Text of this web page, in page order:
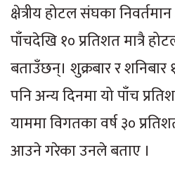
क्षेत्रीय होटल संघका
पाँचदेखि १० प्रतिशत मात्रै
बताउँछन्। शुक्रबार र शनिबार
पनि अन्य दिनमा यो पाँच
याममा विगतका वर्ष ३०
आउने गरेका उनले बताए ।